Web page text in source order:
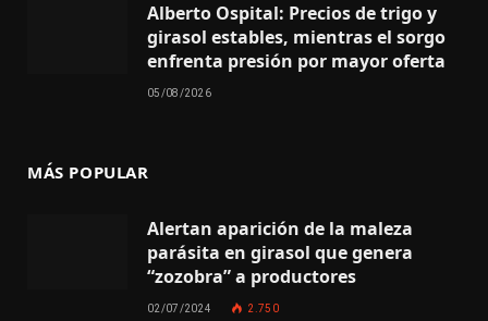
Alberto Ospital: Precios de trigo y
girasol estables, mientras el sorgo
enfrenta presión por mayor oferta
05/08/2026
MÁS POPULAR
Alertan aparición de la maleza
parásita en girasol que genera
“zozobra” a productores
02/07/2024 2.750